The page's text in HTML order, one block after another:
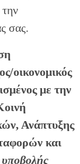
σας.
οικονομικός
με την
Ανάπτυξης
και